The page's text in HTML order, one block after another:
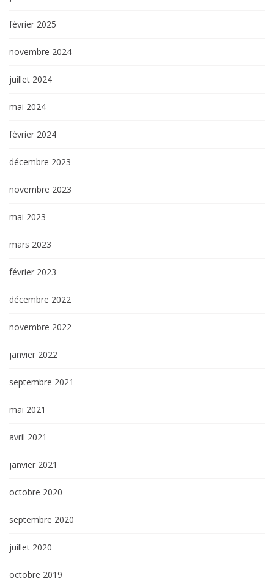
février 2025
novembre 2024
juillet 2024
mai 2024
février 2024
décembre 2023
novembre 2023
mai 2023
mars 2023
février 2023
décembre 2022
novembre 2022
janvier 2022
septembre 2021
mai 2021
avril 2021
janvier 2021
octobre 2020
septembre 2020
juillet 2020
octobre 2019